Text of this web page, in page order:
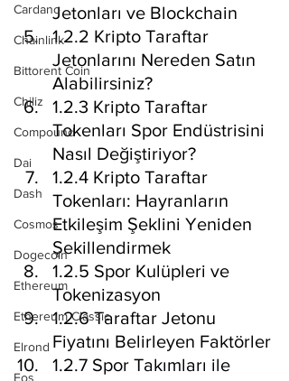
Cardano
Chainlink
Bittorent Coin
Chiliz
Compound
Dai
Dash
Cosmos
Dogecoin
Ethereum
Ethereum Classic
Elrond
Eos
Jetonları ve Blockchain
1.2.2 Kripto Taraftar
Jetonlarını Nereden Satın
Alabilirsiniz?
1.2.3 Kripto Taraftar
Tokenları Spor Endüstrisini
Nasıl Değiştiriyor?
1.2.4 Kripto Taraftar
Tokenları: Hayranların
Etkileşim Şeklini Yeniden
Şekillendirmek
1.2.5 Spor Kulüpleri ve
Tokenizasyon
1.2.6 Taraftar Jetonu
Fiyatını Belirleyen Faktörler
1.2.7 Spor Takımları ile